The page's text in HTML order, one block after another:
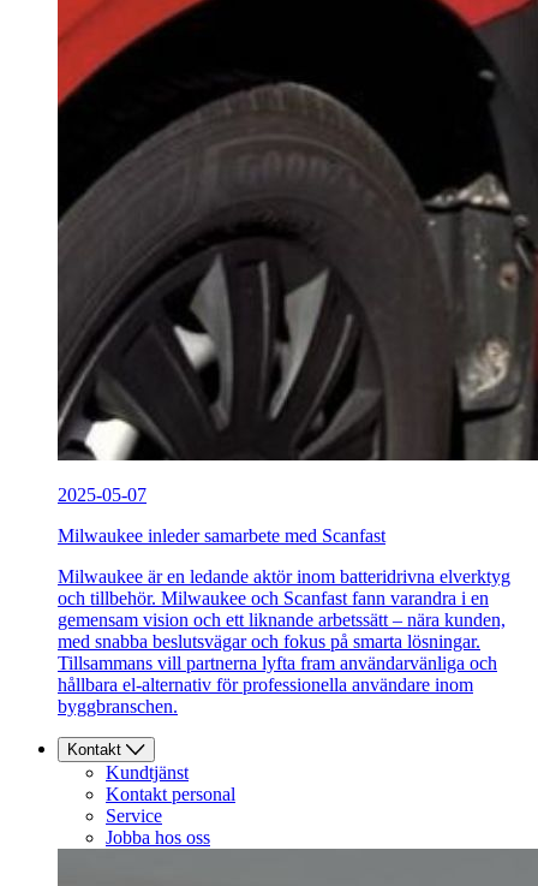
2025-05-07
Milwaukee inleder samarbete med Scanfast
Milwaukee är en ledande aktör inom batteridrivna elverktyg
och tillbehör. Milwaukee och Scanfast fann varandra i en
gemensam vision och ett liknande arbetssätt – nära kunden,
med snabba beslutsvägar och fokus på smarta lösningar.
Tillsammans vill partnerna lyfta fram användarvänliga och
hållbara el-alternativ för professionella användare inom
byggbranschen.
Kontakt
Kundtjänst
Kontakt personal
Service
Jobba hos oss